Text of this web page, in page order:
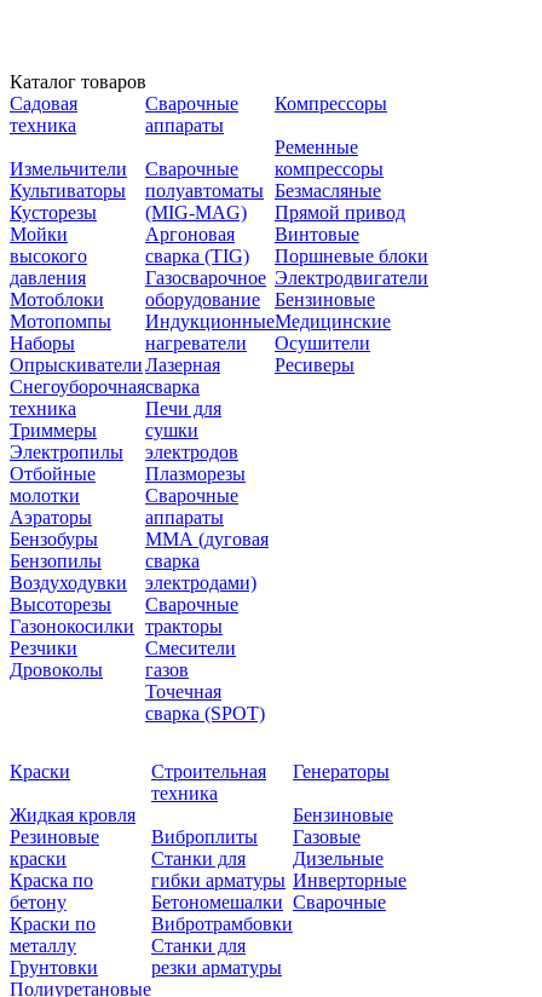
Каталог товаров
Садовая
техника
Измельчители
Культиваторы
Кусторезы
Мойки
высокого
давления
Мотоблоки
Мотопомпы
Наборы
Опрыскиватели
Снегоуборочная
техника
Триммеры
Электропилы
Отбойные
молотки
Аэраторы
Бензобуры
Бензопилы
Воздуходувки
Высоторезы
Газонокосилки
Резчики
Дровоколы
Сварочные
аппараты
Сварочные
полуавтоматы
(MIG-MAG)
Аргоновая
сварка (TIG)
Газосварочное
оборудование
Индукционные
нагреватели
Лазерная
сварка
Печи для
сушки
электродов
Плазморезы
Сварочные
аппараты
ММА (дуговая
сварка
электродами)
Сварочные
тракторы
Смесители
газов
Точечная
сварка (SPOT)
Компрессоры
Ременные
компрессоры
Безмасляные
Прямой привод
Винтовые
Поршневые блоки
Электродвигатели
Бензиновые
Медицинские
Осушители
Ресиверы
Краски
Жидкая кровля
Резиновые
краски
Краска по
бетону
Краски по
металлу
Грунтовки
Полиуретановые
Строительная
техника
Виброплиты
Станки для
гибки арматуры
Бетономешалки
Вибротрамбовки
Станки для
резки арматуры
Генераторы
Бензиновые
Газовые
Дизельные
Инверторные
Сварочные